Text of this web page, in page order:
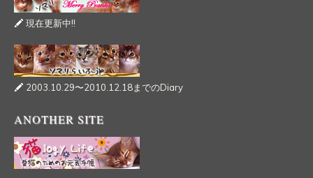
現在更新中!!
2003.10.29〜2010.12.18までのDiary
ANOTHER SITE